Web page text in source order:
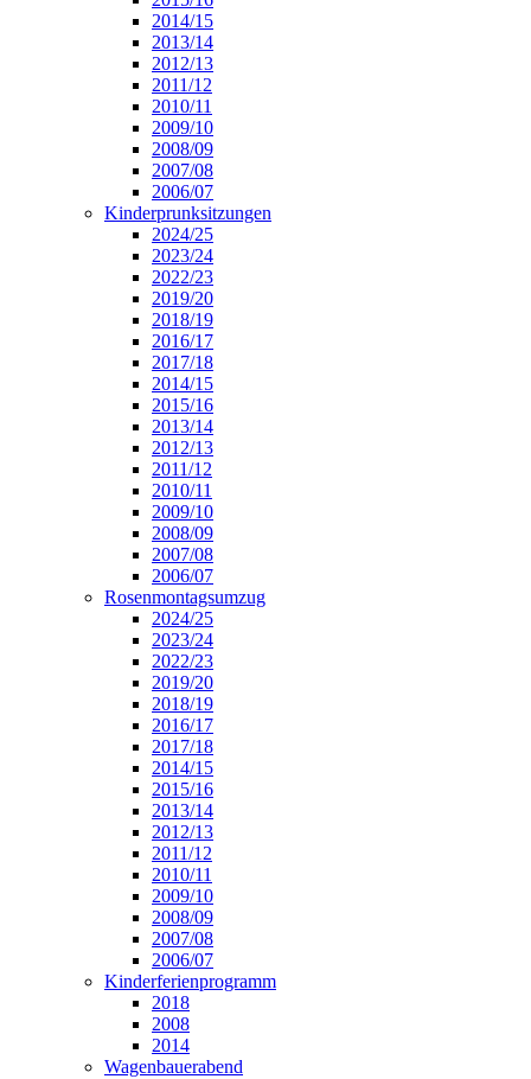
2014/15
2013/14
2012/13
2011/12
2010/11
2009/10
2008/09
2007/08
2006/07
Kinderprunksitzungen
2024/25
2023/24
2022/23
2019/20
2018/19
2016/17
2017/18
2014/15
2015/16
2013/14
2012/13
2011/12
2010/11
2009/10
2008/09
2007/08
2006/07
Rosenmontagsumzug
2024/25
2023/24
2022/23
2019/20
2018/19
2016/17
2017/18
2014/15
2015/16
2013/14
2012/13
2011/12
2010/11
2009/10
2008/09
2007/08
2006/07
Kinderferienprogramm
2018
2008
2014
Wagenbauerabend